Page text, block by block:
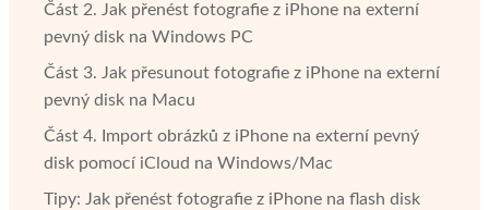
Část 2. Jak přenést fotografie z iPhone na externí
pevný disk na Windows PC
Část 3. Jak přesunout fotografie z iPhone na externí
pevný disk na Macu
Část 4. Import obrázků z iPhone na externí pevný
disk pomocí iCloud na Windows/Mac
Tipy: Jak přenést fotografie z iPhone na flash disk